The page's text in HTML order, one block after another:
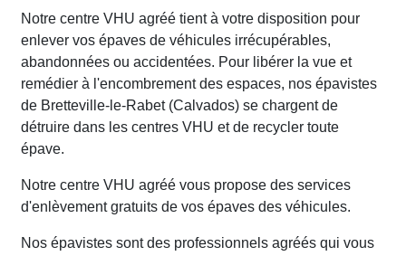
Notre centre VHU agréé tient à votre disposition pour
enlever vos épaves de véhicules irrécupérables,
abandonnées ou accidentées. Pour libérer la vue et
remédier à l'encombrement des espaces, nos épavistes
de Bretteville-le-Rabet (Calvados) se chargent de
détruire dans les centres VHU et de recycler toute
épave.
Notre centre VHU agréé vous propose des services
d'enlèvement gratuits de vos épaves des véhicules.
Nos épavistes sont des professionnels agréés qui vous